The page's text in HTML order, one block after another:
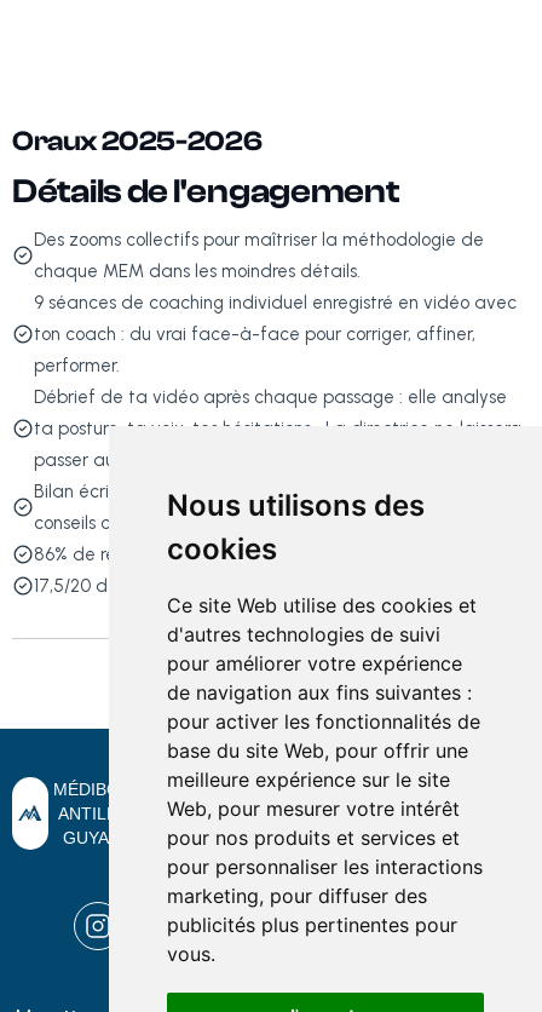
Nous utilisons des
cookies
Ce site Web utilise des cookies et
d'autres technologies de suivi
pour améliorer votre expérience
de navigation aux fins suivantes :
pour activer les fonctionnalités de
base du site Web, pour offrir une
meilleure expérience sur le site
Web, pour mesurer votre intérêt
pour nos produits et services et
pour personnaliser les interactions
marketing, pour diffuser des
publicités plus pertinentes pour
vous.
Oraux 2025-2026
Détails de l'engagement
Des zooms collectifs pour maîtriser la méthodologie de
chaque MEM dans les moindres détails.
9 séances de coaching individuel enregistré en vidéo avec
ton coach : du vrai face-à-face pour corriger, affiner,
performer.
Débrief de ta vidéo après chaque passage : elle analyse
ta posture, ta voix, tes hésitations… La directrice ne laissera
passer aucune erreur.
Bilan écrit personnalisé : points forts, axes de progrès,
conseils ciblés ⟶ tout est décortiqué pour progresser vite.
86% de réussite 2024_2025
17,5/20 de moyenne aux oraux pour la promo 2024-2025
MÉDIBOX -
ANTILLES
GUYANE
Suivez-nous sur les réseaux sociaux.